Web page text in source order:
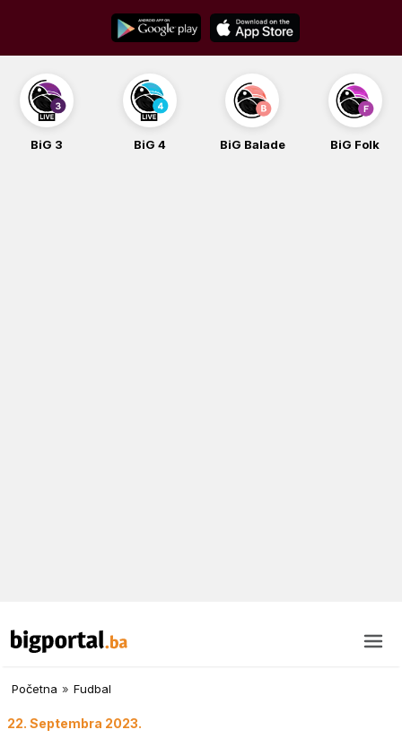
content
BiG 4 BiG Balade BiG Folk BiG iG
Početna » Fudbal
22. Septembra 2023.